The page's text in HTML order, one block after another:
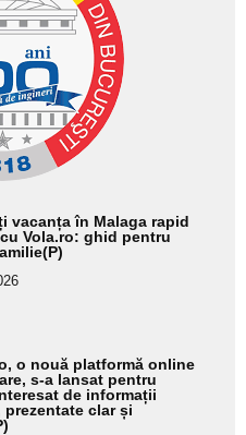
vacanța în Malaga rapid
Vola.ro: ghid pentru
o nouă platformă online
s-a lansat pentru
de informații
prezentate clar și